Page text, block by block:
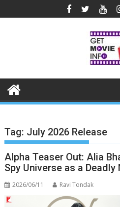
to
Tag: July 2026 Release
Alpha Teaser Out: Alia
Spy Universe as a
2026/06/11 Ravi Tondak